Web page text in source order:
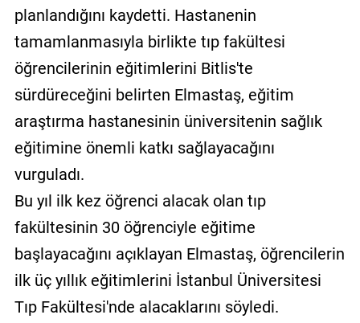
planlandığını kaydetti. Hastanenin
tamamlanmasıyla birlikte tıp fakültesi
öğrencilerinin eğitimlerini Bitlis'te
sürdüreceğini belirten Elmastaş, eğitim
araştırma hastanesinin üniversitenin sağlık
eğitimine önemli katkı sağlayacağını
vurguladı.
Bu yıl ilk kez öğrenci alacak olan tıp
fakültesinin 30 öğrenciyle eğitime
başlayacağını açıklayan Elmastaş, öğrencilerin
ilk üç yıllık eğitimlerini İstanbul Üniversitesi
Tıp Fakültesi'nde alacaklarını söyledi.